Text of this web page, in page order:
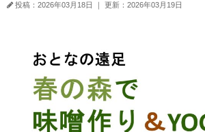
投稿：2026年03月18日 更新：2026年03月19日